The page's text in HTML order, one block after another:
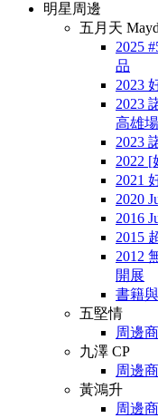
明星周邊
五月天
2025
品
2023
2023
高雄場
2023
2022
2021
2020
2016
2015
2012
開展
書籍
五堅情
周邊
九澤 CP
周邊
黃鴻升
周邊